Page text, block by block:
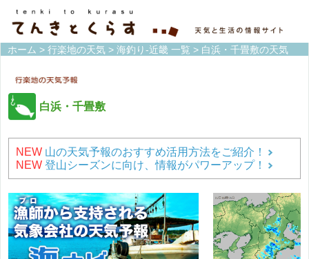
ホーム > 行楽地の天気 > 海釣り-近畿 一覧 > 白浜・千畳敷の天気
白浜・千畳敷
NEW 山の天気予報のおすすめ活用方法をご紹介！
NEW 登山シーズンに向け、情報がパワーアップ！